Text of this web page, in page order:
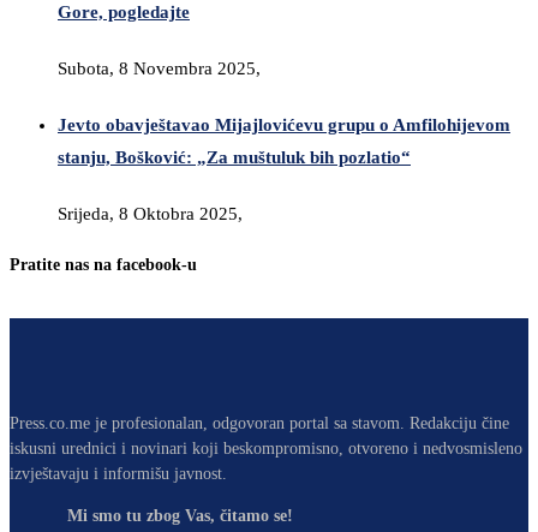
Gore, pogledajte
Subota, 8 Novembra 2025,
Jevto obavještavao Mijajlovićevu grupu o Amfilohijevom
stanju, Bošković: „Za muštuluk bih pozlatio“
Srijeda, 8 Oktobra 2025,
Pratite nas na facebook-u
Press.co.me je profesionalan, odgovoran portal sa stavom. Redakciju čine
iskusni urednici i novinari koji beskompromisno, otvoreno i nedvosmisleno
izvještavaju i informišu javnost.
Mi smo tu zbog Vas, čitamo se!